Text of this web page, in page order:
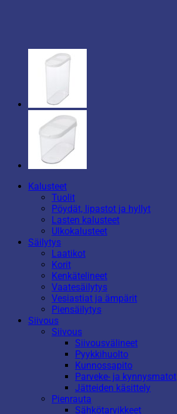
Kalusteet
Tuolit
Pöydät, lipastot ja hyllyt
Lasten kalusteet
Ulkokalusteet
Säilytys
Laatikot
Korit
Kenkätelineet
Vaatesäilytys
Vesiastiat ja ämpärit
Piensäilytys
Siivous
Siivous
Siivousvälineet
Pyykkihuolto
Kunnossapito
Parveke- ja kynnysmatot
Jätteiden käsittely
Pienrauta
Sähkötarvikkeet